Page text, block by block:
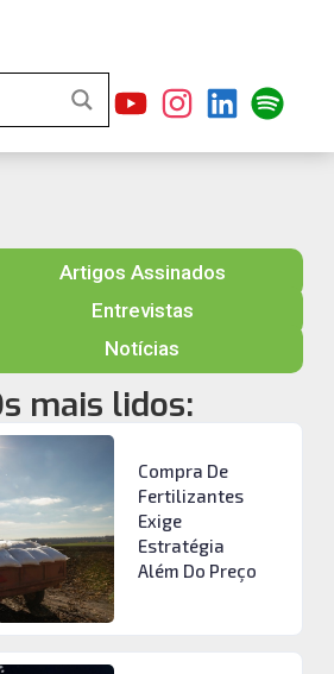
Artigos Assinados
Entrevistas
Notícias
mais lidos:
Compra De
Fertilizantes
Exige
Estratégia
Além Do Preço